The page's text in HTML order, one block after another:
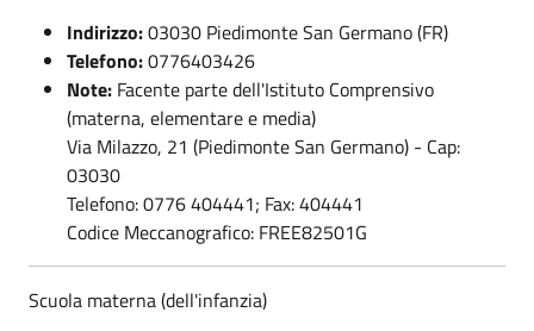
Indirizzo:03030 Piedimonte San Germano (FR)
Telefono:0776403426
Note: Facente parte dell'Istituto Comprensivo
(materna, elementare e media)
Via Milazzo, 21 (Piedimonte San Germano) - Cap:
03030
Telefono: 0776 404441; Fax: 404441
Codice Meccanografico: FREE82501G
Scuola materna (dell'infanzia)